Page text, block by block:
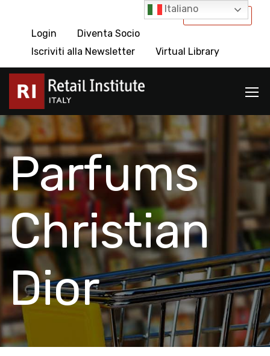
International
Login
Diventa Socio
Iscriviti alla Newsletter
Virtual Library
Parfums
Christian
Dior
Italiano